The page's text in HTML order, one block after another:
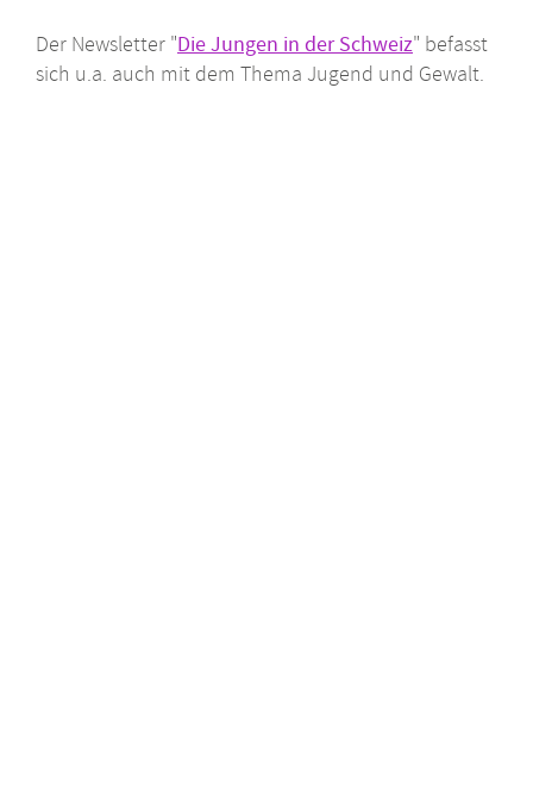
Der Newsletter "Die Jungen in der Schweiz" befasst
sich u.a. auch mit dem Thema Jugend und Gewalt.